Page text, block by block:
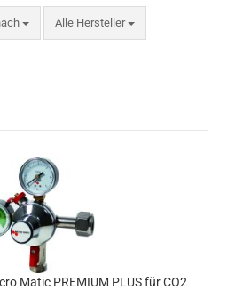
Alle Hersteller
Matic PREMIUM PLUS für CO2